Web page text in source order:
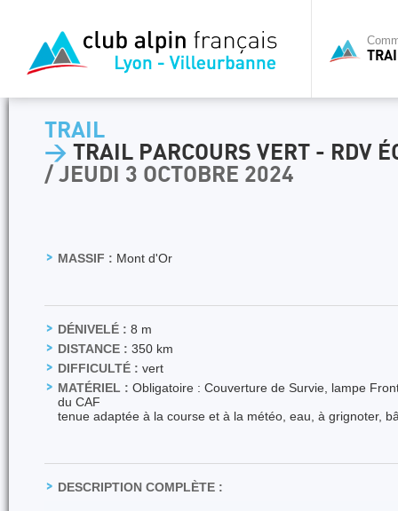
TRAIL
> TRAIL PARCOURS VERT - RDV
/ JEUDI 3 OCTOBRE 2024
MASSIF : Mont d'Or
DÉNIVELÉ : 8 m
DISTANCE : 350 km
DIFFICULTÉ : vert
MATÉRIEL : Obligatoire : Couverture de Survie, lampe
du CAF
tenue adaptée à la course et à la météo, eau, à grignoter,
DESCRIPTION COMPLÈTE :